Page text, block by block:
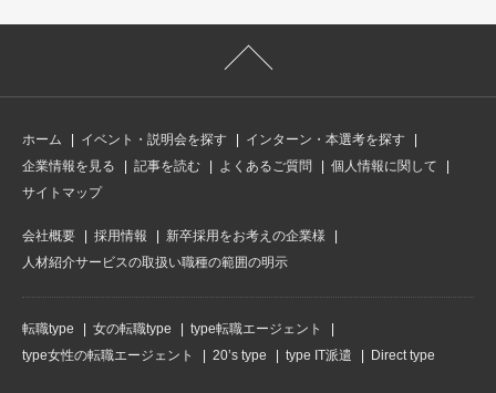
ホーム イベント・説明会を探す
インターン・本選考を探す
企業情報を見る
記事を読む よくあるご質問
個人情報に関して
サイトマップ
会社概要 採用情報
新卒採用をお考えの企業様
人材紹介サービスの取扱い職種の範囲の明示
転職type 女の転職type
type転職エージェント
type女性の転職エージェント
20’s type type IT派遣 Direct type